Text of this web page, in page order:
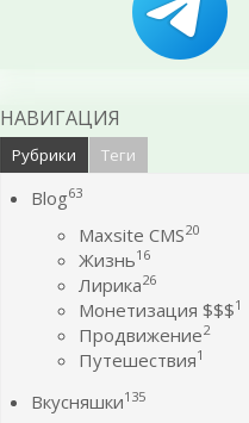
НАВИГАЦИЯ
Рубрики Теги
Blog63
Maxsite CMS20
Жизнь16
Лирика26
Монетизация $$$1
Продвижение2
Путешествия1
Вкусняшки135